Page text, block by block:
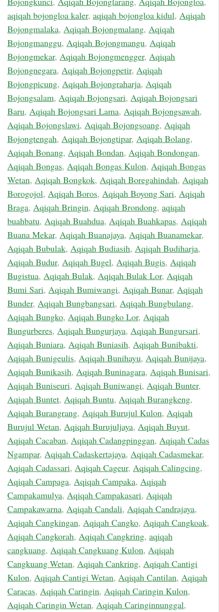
aqiqah bojongloa kaler, aqiqah bojongloa kidul, Aqiqah
Bojongmalaka, Aqiqah Bojongmalang, Aqiqah
Bojongmanggu, Aqiqah Bojongmangu, Aqiqah
Bojongmekar, Aqiqah Bojongmengger, Aqiqah
Bojongnegara, Aqiqah Bojongpetir, Aqiqah
Bojongpicung, Aqiqah Bojongraharja, Aqiqah
Bojongsalam, Aqiqah Bojongsari, Aqiqah Bojongsari
Baru, Aqiqah Bojongsari Lama, Aqiqah Bojongsawah,
Aqiqah Bojongslawi, Aqiqah Bojongsoang, Aqiqah
Bojongtengah, Aqiqah Bojongtipar, Aqiqah Bolang,
Aqiqah Bonang, Aqiqah Bondan, Aqiqah Bondongan,
Aqiqah Bongas, Aqiqah Bongas Kulon, Aqiqah Bongas
Wetan, Aqiqah Bongkok, Aqiqah Boregahindah, Aqiqah
Borogojol, Aqiqah Boros, Aqiqah Boyong Sari, Aqiqah
Braga, Aqiqah Bringin, Aqiqah Brondong, aqiqah
buahbatu, Aqiqah Buahdua, Aqiqah Buahkapas, Aqiqah
Buana Mekar, Aqiqah Buanajaya, Aqiqah Buanamekar,
Aqiqah Bubulak, Aqiqah Budiasih, Aqiqah Budiharja,
Aqiqah Budur, Aqiqah Bugel, Aqiqah Bugis, Aqiqah
Bugistua, Aqiqah Bulak, Aqiqah Bulak Lor, Aqiqah
Bumi Sari, Aqiqah Bumiwangi, Aqiqah Bunar, Aqiqah
Bunder, Aqiqah Bungbangsari, Aqiqah Bungbulang,
Aqiqah Bungko, Aqiqah Bungko Lor, Aqiqah
Bungurberes, Aqiqah Bungurjaya, Aqiqah Bungursari,
Aqiqah Buniara, Aqiqah Buniasih, Aqiqah Bunibakti,
Aqiqah Bunigeulis, Aqiqah Bunihayu, Aqiqah Bunijaya,
Aqiqah Bunikasih, Aqiqah Buninagara, Aqiqah Bunisari,
Aqiqah Buniseuri, Aqiqah Buniwangi, Aqiqah Bunter,
Aqiqah Buntet, Aqiqah Buntu, Aqiqah Burangkeng,
Aqiqah Burangrang, Aqiqah Burujul Kulon, Aqiqah
Burujul Wetan, Aqiqah Burujuljaya, Aqiqah Buyut,
Aqiqah Cacaban, Aqiqah Cadangpinggan, Aqiqah Cadas
Ngampar, Aqiqah Cadaskertajaya, Aqiqah Cadasmekar,
Aqiqah Cadassari, Aqiqah Cageur, Aqiqah Calingcing,
Aqiqah Campaga, Aqiqah Campaka, Aqiqah
Campakamulya, Aqiqah Campakasari, Aqiqah
Campakawarna, Aqiqah Candali, Aqiqah Candrajaya,
Aqiqah Cangkingan, Aqiqah Cangko, Aqiqah Cangkoak,
Aqiqah Cangkorah, Aqiqah Cangkring, aqiqah
cangkuang, Aqiqah Cangkuang Kulon, Aqiqah
Cangkuang Wetan, Aqiqah Cankring, Aqiqah Cantigi
Kulon, Aqiqah Cantigi Wetan, Aqiqah Cantilan, Aqiqah
Caracas, Aqiqah Caringin, Aqiqah Caringin Kulon,
Aqiqah Caringin Wetan, Aqiqah Caringinnunggal,